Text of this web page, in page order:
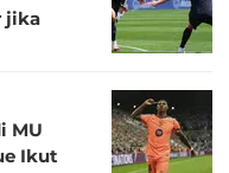
jika
MU
Ikut